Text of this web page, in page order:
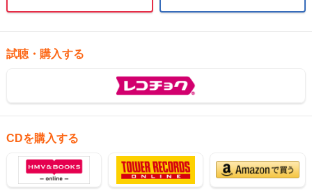
試聴・購入する
CDを購入する